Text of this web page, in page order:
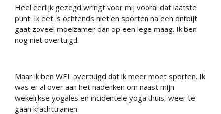
Heel eerlijk gezegd wringt voor mij vooral dat laatste
punt. Ik eet 's ochtends niet en sporten na een ontbijt
gaat zoveel moeizamer dan op een lege maag. Ik ben
nog niet overtuigd.
Maar ik ben WEL overtuigd dat ik meer moet sporten. Ik
was er al over aan het nadenken om naast mijn
wekelijkse yogales en incidentele yoga thuis, weer te
gaan krachttrainen.